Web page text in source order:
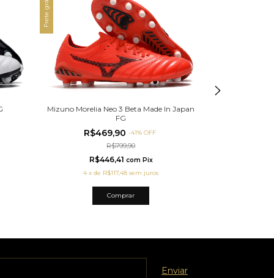
Frete grátis
Mizuno Morelia Neo 3 Beta Made In Japan
FG
R$469,90 -41% OFF
R$799,90
R$446,41 com Pix
4 xde R$117,48 sem juros
Comprar